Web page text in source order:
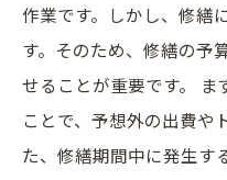
作業です。しかし、修繕
す。そのため、修繕の予
せることが重要です。
ことで、予想外の出費や
た、修繕期間中に発生す